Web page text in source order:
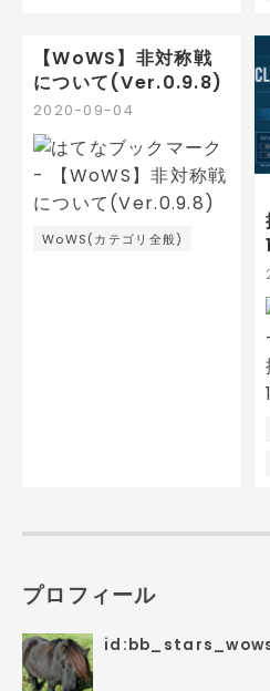
2020-09-04
【WoWS】非対称戦
について(Ver.0.9.8)
WoWS(カテゴリ全般)
プロフィール